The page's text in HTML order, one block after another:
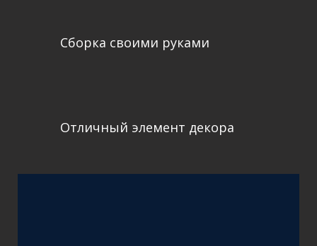
Сборка своими руками
Отличный элемент декора